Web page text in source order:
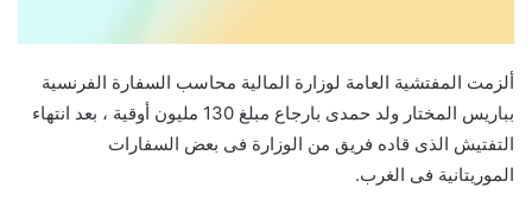
ألزمت المفتشية العامة لوزارة المالية محاسب السفارة الفرنسية
بباريس المختار ولد حمدى بارجاع مبلغ 130 مليون أوقية ، بعد انتهاء
التفتيش الذى قاده فريق من الوزارة فى بعض السفارات
الموريتانية فى الغرب.